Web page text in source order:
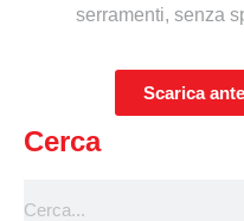
serramenti, senza
Scarica
Cerca